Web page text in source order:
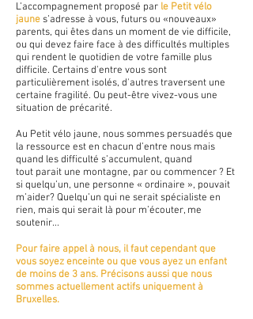
L’accompagnement proposé par le Petit vélo
jaunes’adresse à vous, futurs ou «nouveaux»
parents, qui êtes dans un moment de vie difficile,
ou qui devezfaire face à des difficultés multiples
qui rendent le quotidien de votre famille plus
difficile. Certains d'entre vous sont
particulièrement isolés, d'autres traversent une
certaine fragilité. Ou peut-être vivez-vous une
situation de précarité.
Au Petitvélo jaune, nous sommes persuadés que
la ressource est en chacun d’entre nous mais
quand les difficulté s’accumulent, quand
tout parait une montagne, par ou commencer ? Et
si quelqu’un, une personne « ordinaire », pouvait
m’aider?Quelqu’un qui ne serait spécialiste en
rien, mais qui serait là pour m’écouter, me
soutenir...
Pour faire appel à nous, il faut cependant que
vous soyez enceinte ou que vous ayez un enfant
de moins de 3 ans. Précisons aussi que nous
sommes actuellement actifs uniquement à
Bruxelles.